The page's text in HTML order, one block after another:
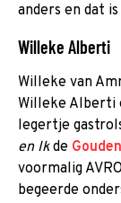
anders en dat
Willeke Alberti
Willeke van
Willeke Alberti
legertje
en Ikde
voormalig
begeerde